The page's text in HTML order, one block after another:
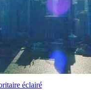
éclairé